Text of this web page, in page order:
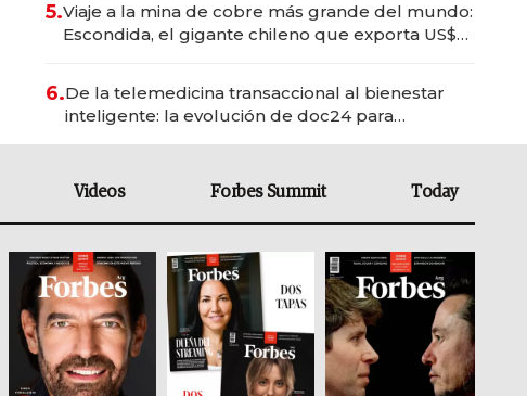
5.Viaje a la mina de cobre más grande del mundo:
Escondida, el gigante chileno que exporta US$
6.De la telemedicina transaccional al bienestar
inteligente: la evolución de doc24 para
Videos Forbes Summit Today